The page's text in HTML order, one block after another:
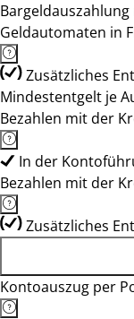
Geldautomaten in
Zusätzliches
Mindestentgelt je
Bezahlen mit der
In der
Bezahlen mit der
Zusätzliches
Kontoauszug per